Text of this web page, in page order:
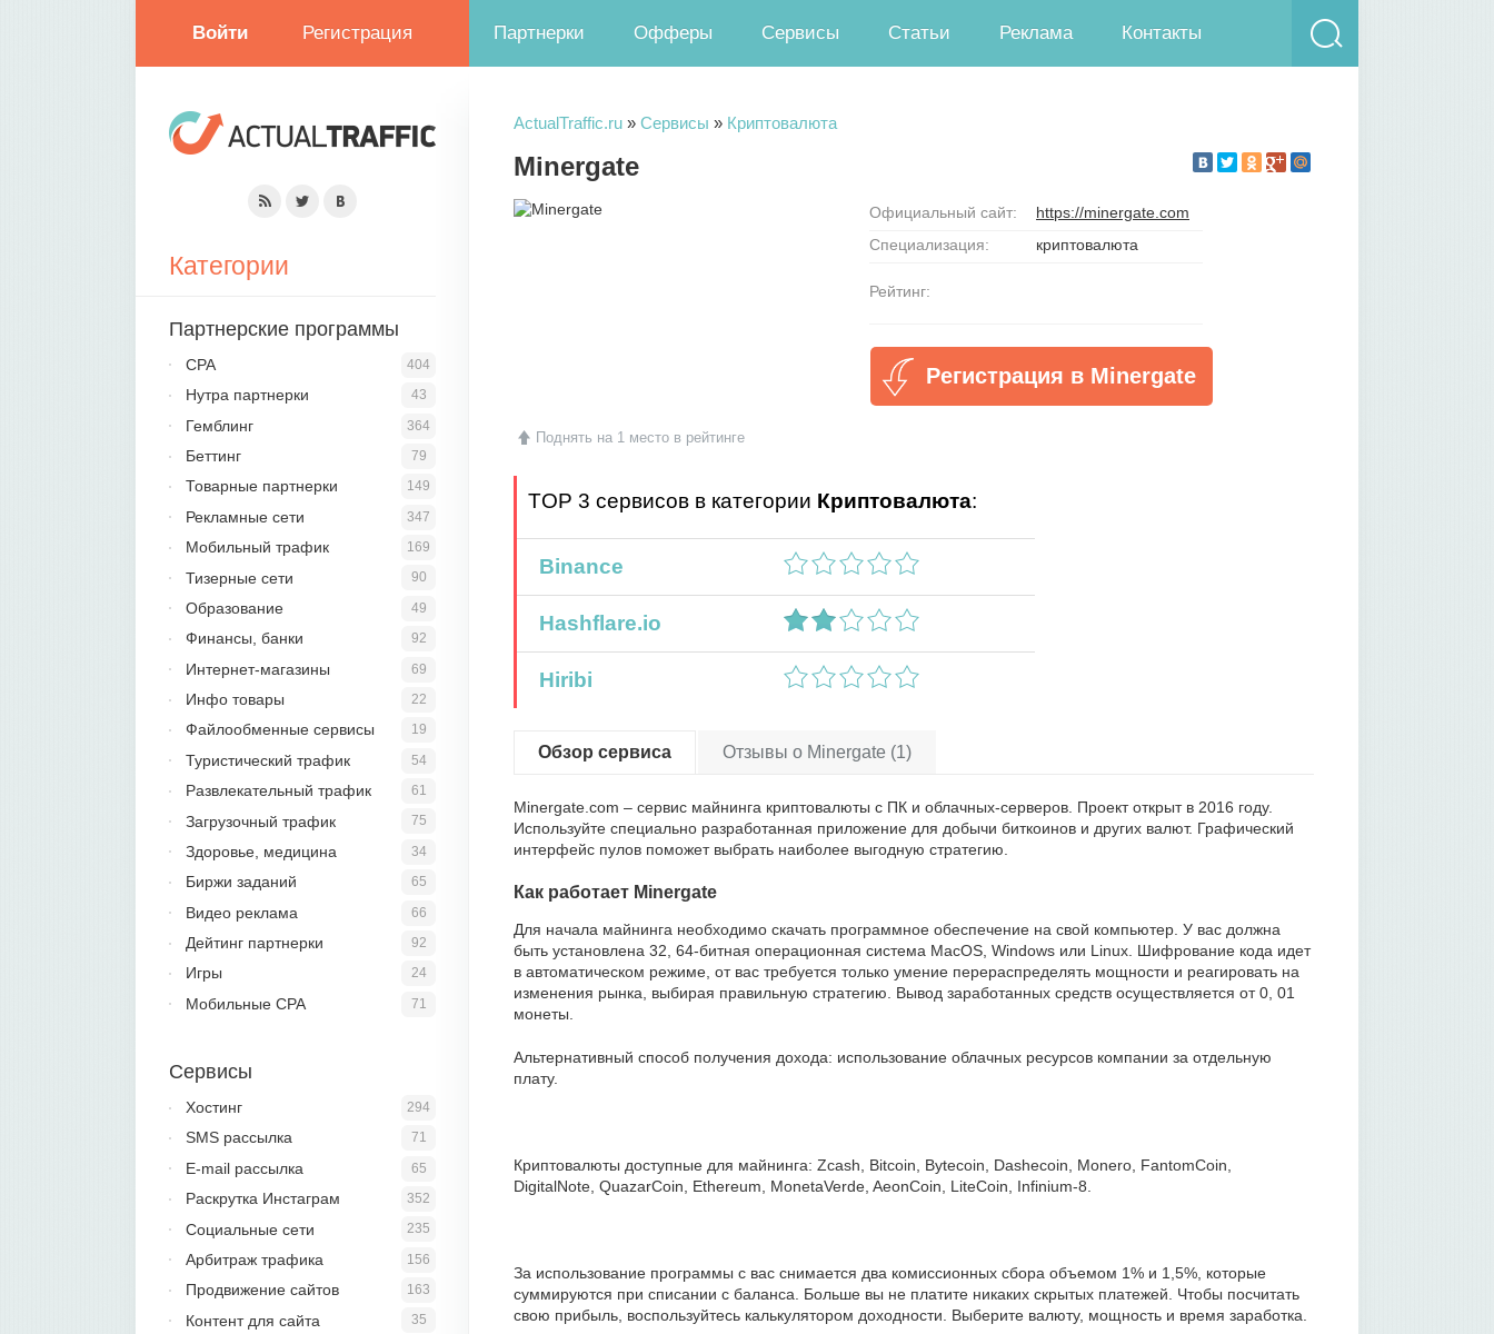
Войти Регистрация Партнерки Офферы Сервисы Статьи Реклама Контакты
ActualTraffic.ru » Сервисы » Криптовалюта
Minergate
Поднять на 1 место в рейтинге
Официальный сайт:
https://minergate.com
Специализация:
криптовалюта
Рейтинг:
Регистрация в Minergate
TOP 3 сервисов в категории Криптовалюта:
Binance
Hashflare.io
Hiribi
Обзор сервиса Отзывы о Minergate (1)
Minergate.com – сервис майнинга криптовалюты с ПК и облачных-серверов. Проект открыт в 2016 году.
Используйте специально разработанная приложение для добычи биткоинов и других валют. Графический
интерфейс пулов поможет выбрать наиболее выгодную стратегию.
Как работает Minergate
Для начала майнинга необходимо скачать программное обеспечение на свой компьютер. У вас должна
быть установлена 32, 64-битная операционная система MacOS, Windows или Linux. Шифрование кода идет
в автоматическом режиме, от вас требуется только умение перераспределять мощности и реагировать на
изменения рынка, выбирая правильную стратегию. Вывод заработанных средств осуществляется от 0, 01
монеты.
Альтернативный способ получения дохода: использование облачных ресурсов компании за отдельную
плату.
Криптовалюты доступные для майнинга: Zcash, Bitcoin, Bytecoin, Dashecoin, Monero, FantomCoin,
DigitalNote, QuazarCoin, Ethereum, MonetaVerde, AeonCoin, LiteCoin, Infinium-8.
За использование программы с вас снимается два комиссионных сбора объемом 1% и 1,5%, которые
суммируются при списании с баланса. Больше вы не платите никаких скрытых платежей. Чтобы посчитать
свою прибыль, воспользуйтесь калькулятором доходности. Выберите валюту, мощность и время заработка.
Категории
Партнерские программы
404
CPA
43
Нутра партнерки
364
Гемблинг
79
Беттинг
149
Товарные партнерки
347
Рекламные сети
169
Мобильный трафик
90
Тизерные сети
49
Образование
92
Финансы, банки
69
Интернет-магазины
22
Инфо товары
19
Файлообменные сервисы
54
Туристический трафик
61
Развлекательный трафик
75
Загрузочный трафик
34
Здоровье, медицина
65
Биржи заданий
66
Видео реклама
92
Дейтинг партнерки
24
Игры
71
Мобильные CPA
Сервисы
294
Хостинг
71
SMS рассылка
65
E-mail рассылка
352
Раскрутка Инстаграм
235
Социальные сети
156
Арбитраж трафика
163
Продвижение сайтов
35
Контент для сайта